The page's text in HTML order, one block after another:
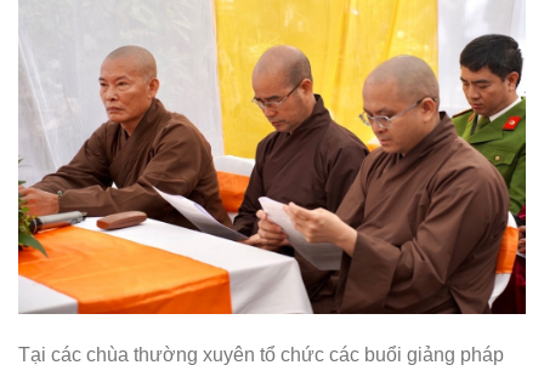
Tại các chùa thường xuyên tổ chức các buổi giảng pháp